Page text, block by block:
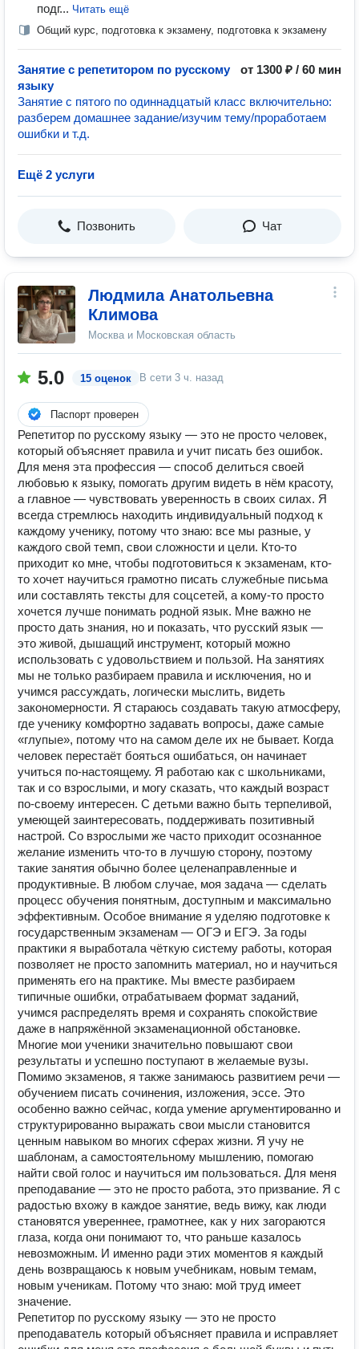
подг... Читать ещё
Общий курс, подготовка к экзамену, подготовка к экзамену
Занятие с репетитором по русскому
языку
от 1300 ₽ / 60 мин
Занятие с пятого по одиннадцатый класс включительно:
разберем домашнее задание/изучим тему/проработаем
ошибки и т.д.
Ещё 2 услуги
Позвонить Чат
Людмила Анатольевна
Климова
Москва и Московская область
5.0 15 оценок В сети 3 ч. назад
Паспорт проверен
Репетитор по русскому языку — это не просто человек,
который объясняет правила и учит писать без ошибок.
Для меня эта профессия — способ делиться своей
любовью к языку, помогать другим видеть в нём красоту,
а главное — чувствовать уверенность в своих силах. Я
всегда стремлюсь находить индивидуальный подход к
каждому ученику, потому что знаю: все мы разные, у
каждого свой темп, свои сложности и цели. Кто-то
приходит ко мне, чтобы подготовиться к экзаменам, кто-
то хочет научиться грамотно писать служебные письма
или составлять тексты для соцсетей, а кому-то просто
хочется лучше понимать родной язык. Мне важно не
просто дать знания, но и показать, что русский язык —
это живой, дышащий инструмент, который можно
использовать с удовольствием и пользой. На занятиях
мы не только разбираем правила и исключения, но и
учимся рассуждать, логически мыслить, видеть
закономерности. Я стараюсь создавать такую атмосферу,
где ученику комфортно задавать вопросы, даже самые
«глупые», потому что на самом деле их не бывает. Когда
человек перестаёт бояться ошибаться, он начинает
учиться по-настоящему. Я работаю как с школьниками,
так и со взрослыми, и могу сказать, что каждый возраст
по-своему интересен. С детьми важно быть терпеливой,
умеющей заинтересовать, поддерживать позитивный
настрой. Со взрослыми же часто приходит осознанное
желание изменить что-то в лучшую сторону, поэтому
такие занятия обычно более целенаправленные и
продуктивные. В любом случае, моя задача — сделать
процесс обучения понятным, доступным и максимально
эффективным. Особое внимание я уделяю подготовке к
государственным экзаменам — ОГЭ и ЕГЭ. За годы
практики я выработала чёткую систему работы, которая
позволяет не просто запомнить материал, но и научиться
применять его на практике. Мы вместе разбираем
типичные ошибки, отрабатываем формат заданий,
учимся распределять время и сохранять спокойствие
даже в напряжённой экзаменационной обстановке.
Многие мои ученики значительно повышают свои
результаты и успешно поступают в желаемые вузы.
Помимо экзаменов, я также занимаюсь развитием речи —
обучением писать сочинения, изложения, эссе. Это
особенно важно сейчас, когда умение аргументированно и
структурированно выражать свои мысли становится
ценным навыком во многих сферах жизни. Я учу не
шаблонам, а самостоятельному мышлению, помогаю
найти свой голос и научиться им пользоваться. Для меня
преподавание — это не просто работа, это призвание. Я с
радостью вхожу в каждое занятие, ведь вижу, как люди
становятся увереннее, грамотнее, как у них загораются
глаза, когда они понимают то, что раньше казалось
невозможным. И именно ради этих моментов я каждый
день возвращаюсь к новым учебникам, новым темам,
новым ученикам. Потому что знаю: мой труд имеет
значение.
Репетитор по русскому языку — это не просто
преподаватель который объясняет правила и исправляет